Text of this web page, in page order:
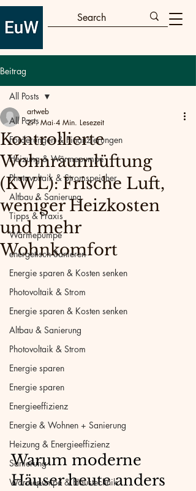
Beitrag
All Posts
Förderungen & Finanzierungen
Heizung & Wärmepumpe
Photovoltaik & Stromspeicher
Altbau & Sanierung
Tipps & Praxis
Wärmepumpe
energetisch Sanieren
Energie sparen & Kosten senken
Photovoltaik & Strom
Energie sparen & Kosten senken
Altbau & Sanierung
Photovoltaik & Strom
Energie sparen
Energie sparen
Energieeffizienz
Energie & Wohnen + Sanierung
Heizung & Energieeffizienz
Sanierung
Wärmepumpe & Haustechnik
All Posts
Kontrollierte
Wohnraumlüftung
(KWL): Frische Luft,
weniger Heizkosten
und mehr
Wohnkomfort
artweb
27. Mai 4 Min. Lesezeit
Warum moderne
Häuser heute anders